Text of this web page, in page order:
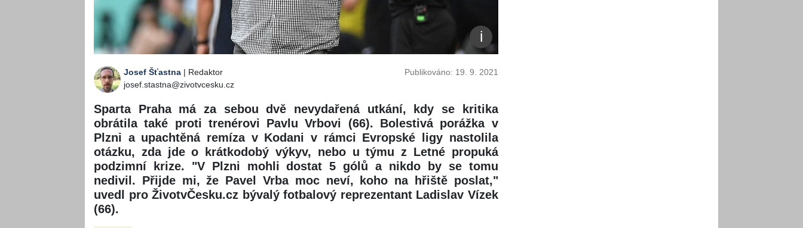
Josef Šťastna | Redaktor
josef.stastna@zivotvcesku.cz
Publikováno: 19. 9. 2021
Sparta Praha má za sebou dvě nevydařená utkání, kdy se kritika
obrátila také proti trenérovi Pavlu Vrbovi (66). Bolestivá porážka v
Plzni a upachtěná remíza v Kodani v rámci Evropské ligy nastolila
otázku, zda jde o krátkodobý výkyv, nebo u týmu z Letné propuká
podzimní krize. "V Plzni mohli dostat 5 gólů a nikdo by se tomu
nedivil. Přijde mi, že Pavel Vrba moc neví, koho na hřiště poslat,"
uvedl pro ŽivotvČesku.cz bývalý fotbalový reprezentant Ladislav Vízek
(66).